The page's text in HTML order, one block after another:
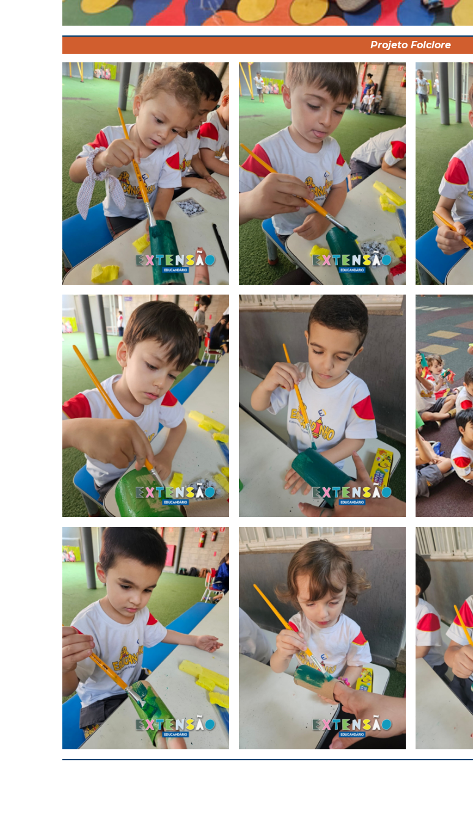
Projeto Folclore